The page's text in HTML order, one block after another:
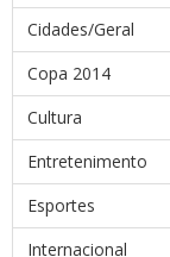
Cidades/Geral
Copa 2014
Cultura
Entretenimento
Esportes
Internacional